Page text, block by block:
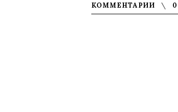
КОММЕНТАРИИ 0